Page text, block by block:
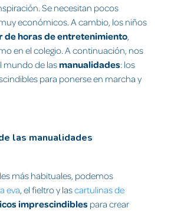
Se necesitan pocos
económicos. A cambio, los niños
de horas de entretenimiento
en el colegio. A continuación, nos
mundo de lasmanualidades: los
para ponerse en marcha y
las manualidades
más habituales, podemos
eva , el fieltro y lascartulinas de
imprescindibles para crear